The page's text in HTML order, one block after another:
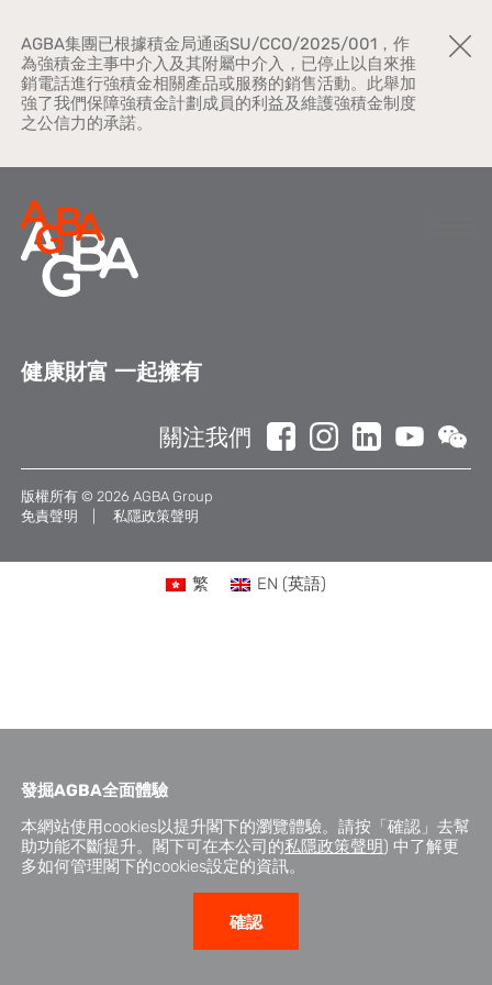
AGBA集團已根據積金局通函SU/CCO/2025/001，作
為強積金主事中介入及其附屬中介入，已停止以自來推
銷電話進行強積金相關產品或服務的銷售活動。此舉加
強了我們保障強積金計劃成員的利益及維護強積金制度
之公信力的承諾。
關於AGBA
公司文化
發掘AGBA全面體驗
本網站使用cookies以提升閣下的瀏覽體驗。請按「確認」去幫
助功能不斷提升。閣下可在本公司的私隱政策聲明) 中了解更
多如何管理閣下的cookies設定的資訊。
確認
健康財富 一起擁有
關注我們
版權所有 © 2026 AGBA Group
免責聲明
私隱政策聲明
繁 EN (英語)